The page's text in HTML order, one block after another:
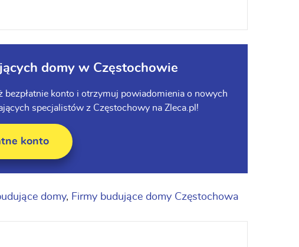
domy w Częstochowie
bezpłatnie konto i otrzymuj powiadomienia o nowych
specjalistów z Częstochowy na Zleca.pl!
konto
domy, Firmy budujące domy Częstochowa